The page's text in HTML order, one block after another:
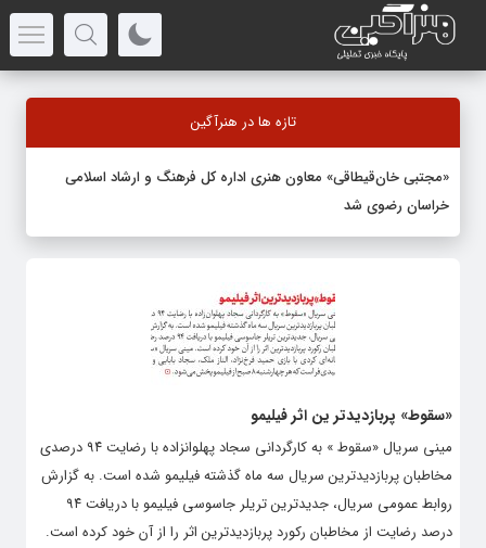
تازه ها در هنرآگین
«مجتبی خان‌قیطاقی» معاون هنری اداره کل فرهنگ و ارشاد اسلامی
خراسان رضوی شد
«سقوط» پربازدیدتر ین اثر فیلیمو
مینی سریال «سقوط » به کارگردانی سجاد پهلوانزاده با رضایت ۹۴ درصدی
مخاطبان پربازدیدترین سریال سه ماه گذشته فیلیمو شده است. به گزارش
روابط عمومی سریال، جدیدترین تریلر جاسوسی فیلیمو با دریافت ۹۴
درصد رضایت از مخاطبان رکورد پربازدیدترین اثر را از آن خود کرده است.